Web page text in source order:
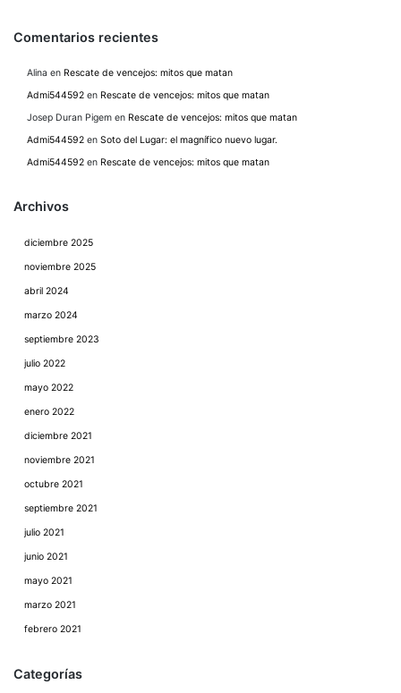
Comentarios recientes
Alina en Rescate de vencejos: mitos que matan
Admi544592 en Rescate de vencejos: mitos que matan
Josep Duran Pigem en Rescate de vencejos: mitos que matan
Admi544592 en Soto del Lugar: el magnífico nuevo lugar.
Admi544592 en Rescate de vencejos: mitos que matan
Archivos
diciembre 2025
noviembre 2025
abril 2024
marzo 2024
septiembre 2023
julio 2022
mayo 2022
enero 2022
diciembre 2021
noviembre 2021
octubre 2021
septiembre 2021
julio 2021
junio 2021
mayo 2021
marzo 2021
febrero 2021
Categorías